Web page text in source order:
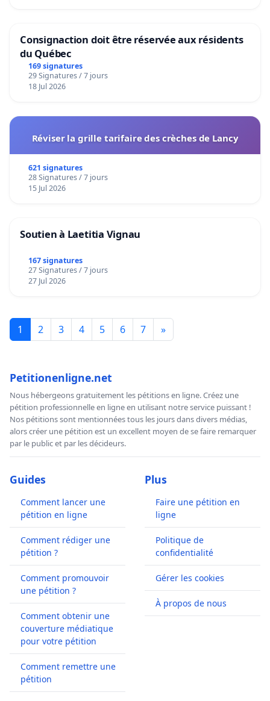
Consignaction doit être réservée aux résidents
du Québec
169 signatures
29 Signatures / 7 jours
18 Jul 2026
Réviser la grille tarifaire des crèches de Lancy
621 signatures
28 Signatures / 7 jours
15 Jul 2026
Soutien à Laetitia Vignau
167 signatures
27 Signatures / 7 jours
27 Jul 2026
1 2 3 4 5 6 7 »
Petitionenligne.net
Nous hébergeons gratuitement les pétitions en ligne. Créez une
pétition professionnelle en ligne en utilisant notre service puissant !
Nos pétitions sont mentionnées tous les jours dans divers médias,
alors créer une pétition est un excellent moyen de se faire remarquer
par le public et par les décideurs.
Guides
Comment lancer une
pétition en ligne
Comment rédiger une
pétition ?
Comment promouvoir
une pétition ?
Comment obtenir une
couverture médiatique
pour votre pétition
Comment remettre une
pétition
Plus
Faire une pétition en
ligne
Politique de
confidentialité
Gérer les cookies
À propos de nous